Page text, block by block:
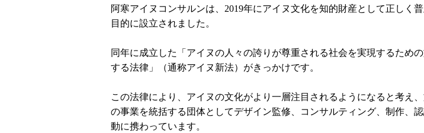
阿寒アイヌコンサルンは、2019年にアイヌ文化を知的財産として正しく
目的に設立されました。
同年に成立した「アイヌの人々の誇りが尊重される社会を実現するため
する法律」（通称アイヌ新法）がきっかけです。
この法律により、アイヌの文化がより一層注目されるようになると考え
の事業を統括する団体としてデザイン監修、コンサルティング、制作、
動に携わっています。